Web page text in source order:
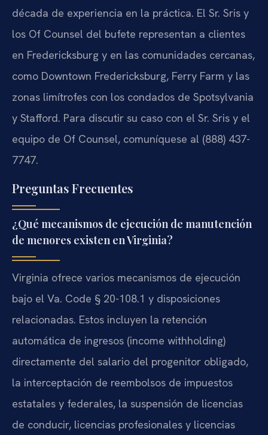
década de experiencia en la práctica. El Sr. Sris y
los Of Counsel del bufete representan a clientes
en Fredericksburg y en las comunidades cercanas,
como Downtown Fredericksburg, Ferry Farm y las
zonas limítrofes con los condados de Spotsylvania
y Stafford. Para discutir su caso con el Sr. Sris y el
equipo de Of Counsel, comuníquese al (888) 437-
7747.
Preguntas Frecuentes
¿Qué mecanismos de ejecución de manutención
de menores existen en Virginia?
Virginia ofrece varios mecanismos de ejecución
bajo el Va. Code § 20-108.1 y disposiciones
relacionadas. Estos incluyen la retención
automática de ingresos (income withholding)
directamente del salario del progenitor obligado,
la interceptación de reembolsos de impuestos
estatales y federales, la suspensión de licencias
de conducir, licencias profesionales y licencias